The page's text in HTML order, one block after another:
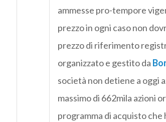
ammesse pro-tempore
prezzo in ogni caso non
prezzo di riferimento
organizzato e gestito da
società non detiene a oggi
massimo di 662mila azioni
programma di acquisto